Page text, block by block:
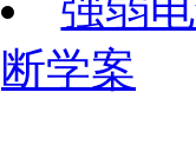
断学案